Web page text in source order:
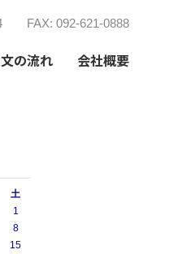
FAX: 092-621-0888
の流れ 会社概要
土
1
8
15